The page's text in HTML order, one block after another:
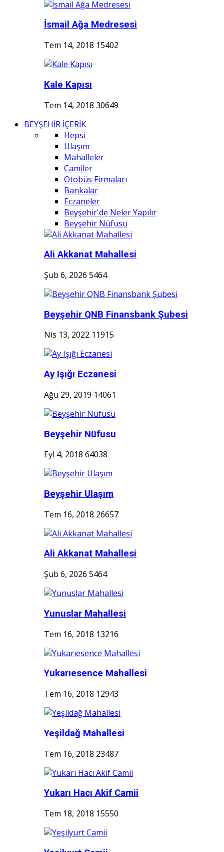
İsmail Ağa Medresesi
Tem 14, 2018 15402
Kale Kapısı
Tem 14, 2018 30649
BEYŞEHİR İÇERİK
Hepsi
Ulaşım
Mahalleler
Camiler
Otobüs Firmaları
Bankalar
Eczaneler
Beyşehir'de Neler Yapılır
Beyşehir Nüfusu
Ali Akkanat Mahallesi
Şub 6, 2026 5464
Beyşehir QNB Finansbank Şubesi
Nis 13, 2022 11915
Ay Işığı Eczanesi
Ağu 29, 2019 14061
Beyşehir Nüfusu
Eyl 4, 2018 64038
Beyşehir Ulaşım
Tem 16, 2018 26657
Ali Akkanat Mahallesi
Şub 6, 2026 5464
Yunuslar Mahallesi
Tem 16, 2018 13216
Yukarıesence Mahallesi
Tem 16, 2018 12943
Yeşildağ Mahallesi
Tem 16, 2018 23487
Yukarı Hacı Akif Camii
Tem 18, 2018 15550